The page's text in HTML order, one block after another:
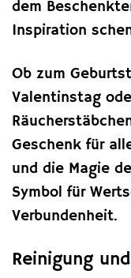
dem
Inspiration
Ob zum
Valentinstag
Geschenk für
und die Magie
Symbol für
Verbundenheit.
Reinigung